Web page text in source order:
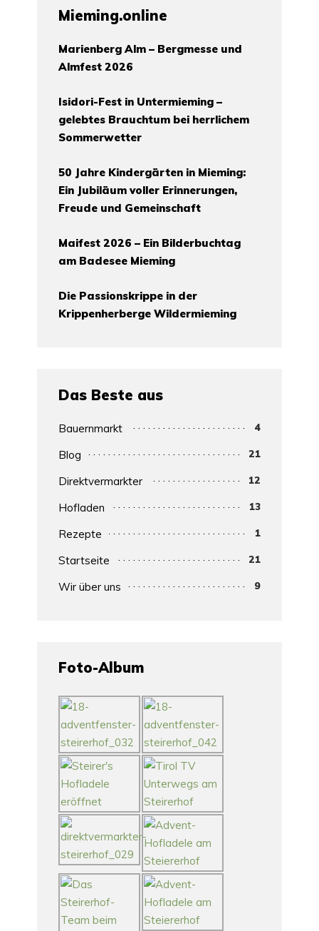
Mieming.online
Marienberg Alm – Bergmesse und
Almfest 2026
Isidori-Fest in Untermieming –
gelebtes Brauchtum bei herrlichem
Sommerwetter
50 Jahre Kindergärten in Mieming:
Ein Jubiläum voller Erinnerungen,
Freude und Gemeinschaft
Maifest 2026 – Ein Bilderbuchtag
am Badesee Mieming
Die Passionskrippe in der
Krippenherberge Wildermieming
Das Beste aus
Bauernmarkt 4
Blog 21
Direktvermarkter 12
Hofladen 13
Rezepte 1
Startseite 21
Wir über uns 9
Foto-Album